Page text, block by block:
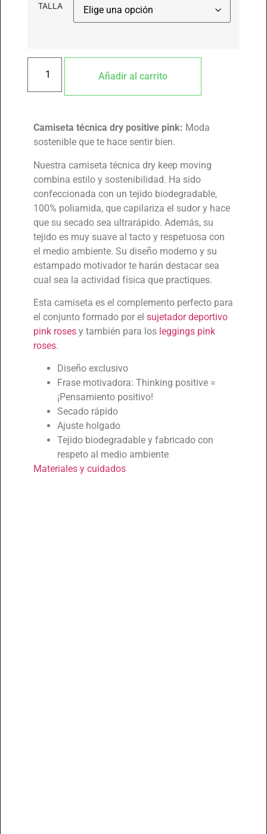
TALLA
Añadir al carrito
Camiseta técnica dry positive pink: Moda
sostenible que te hace sentir bien.
Nuestra camiseta técnica dry keep moving
combina estilo y sostenibilidad. Ha sido
confeccionada con un tejido biodegradable,
100% poliamida, que capilariza el sudor y hace
que su secado sea ultrarápido. Además, su
tejido es muy suave al tacto y respetuosa con
el medio ambiente. Su diseño moderno y su
estampado motivador te harán destacar sea
cual sea la actividad física que practiques.
Esta camiseta es el complemento perfecto para
el conjunto formado por el sujetador deportivo
pink rosesy también para los leggings pink
roses.
Diseño exclusivo
Frase motivadora: Thinking positive =
¡Pensamiento positivo!
Secado rápido
Ajuste holgado
Tejido biodegradable y fabricado con
respeto al medio ambiente
Materiales y cuidados